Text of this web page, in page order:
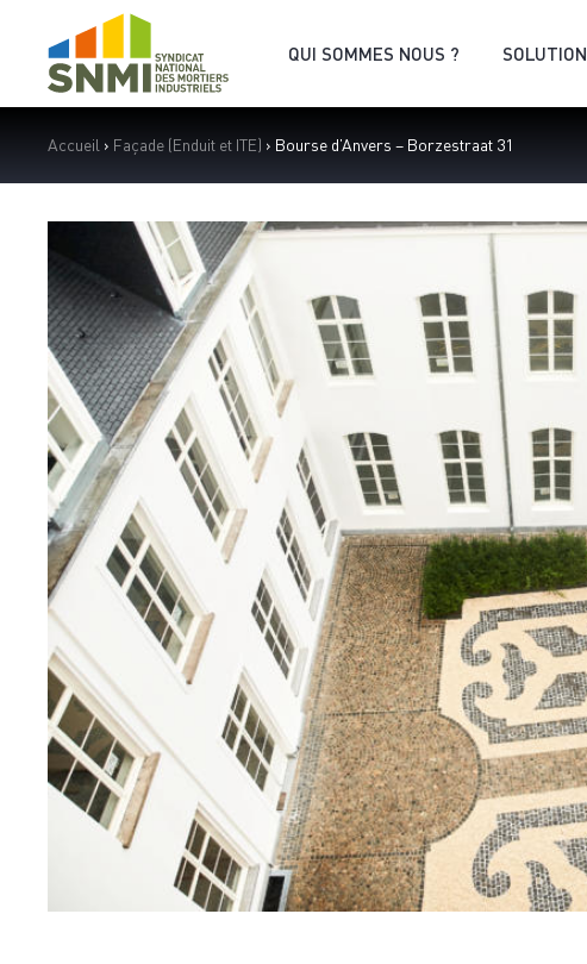
QUI SOMMES NOUS ?
Accueil › Façade (Enduit et ITE) › Bourse d’Anvers – Borzestraat 31
Cookies management panel